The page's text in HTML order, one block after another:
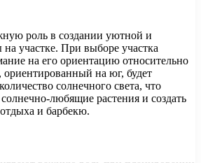
роль в создании уютной и
участке. При выборе участка
на его ориентацию относительно
ориентированный на юг, будет
солнечного света, что
любящие растения и создать
и барбекю.